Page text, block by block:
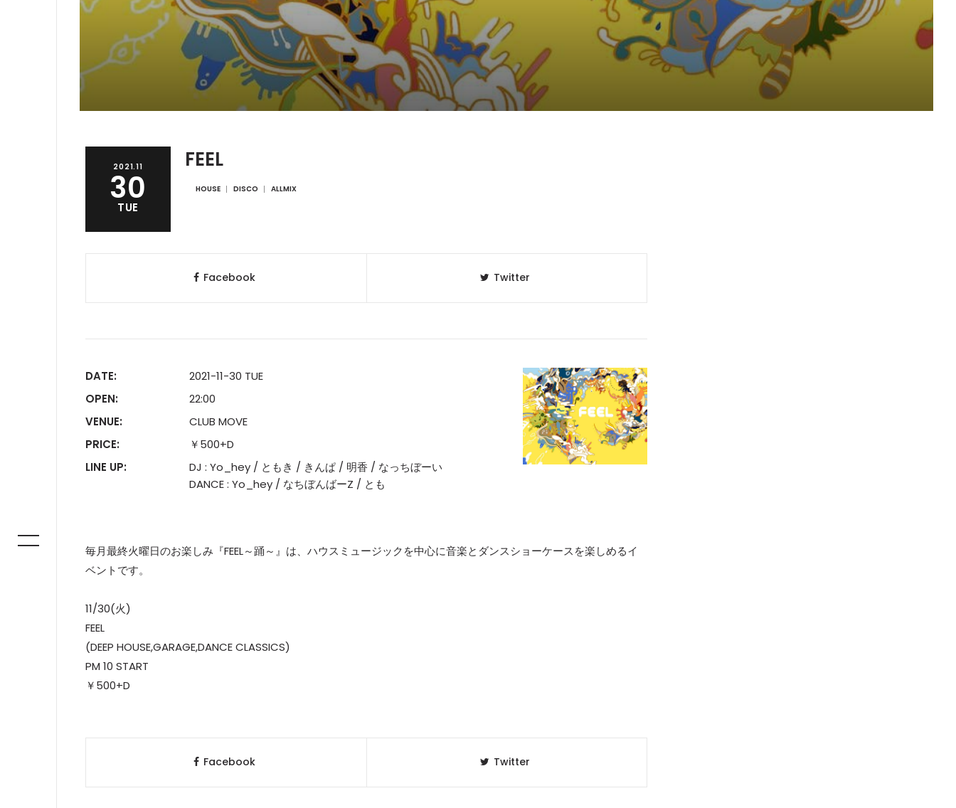
2021.11
30
TUE
FEEL
HOUSE DISCO ALLMIX
Facebook Twitter
DATE:
2021-11-30 TUE
OPEN:
22:00
VENUE:
CLUB MOVE
PRICE:
￥500+D
LINE UP:
DJ : Yo_hey / ともき / きんぱ / 明香 / なっちぼーい
DANCE : Yo_hey / なちぼんばーZ / とも
毎月最終火曜日のお楽しみ『FEEL～踊～』は、ハウスミュージックを中心に音楽とダンスショーケースを楽しめるイ
ベントです。
11/30(火)
FEEL
(DEEP HOUSE,GARAGE,DANCE CLASSICS)
PM 10 START
￥500+D
Facebook Twitter